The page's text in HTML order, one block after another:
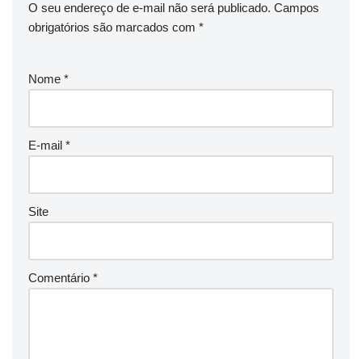
O seu endereço de e-mail não será publicado. Campos
obrigatórios são marcados com *
Nome *
E-mail *
Site
Comentário *